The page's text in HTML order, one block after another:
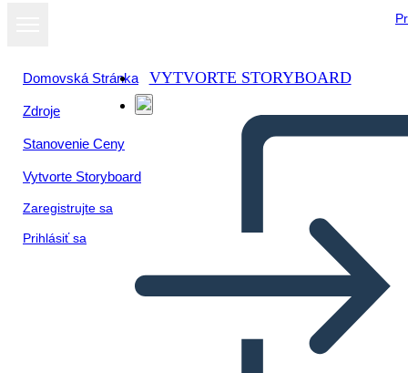
Domovská Stránka
Zdroje
Stanovenie Ceny
Vytvorte Storyboard
Zaregistrujte sa
Prihlásiť sa
VYTVORTE STORYBOARD